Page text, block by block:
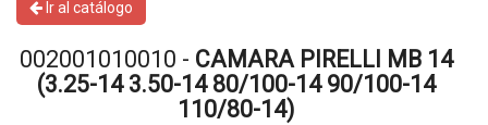
Ir al catálogo
002001010010 - CAMARA PIRELLI MB 14
(3.25-14 3.50-14 80/100-14 90/100-14
110/80-14)